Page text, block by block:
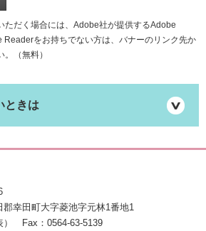
ただく場合には、Adobe社が提供するAdobe
Readerをお持ちでない方は、バナーのリンク先か
（無料）
ときは
郡幸田町大字菱池字元林1番地1
Fax：0564-63-5139